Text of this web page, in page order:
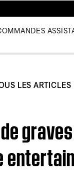
LES ARTICLES